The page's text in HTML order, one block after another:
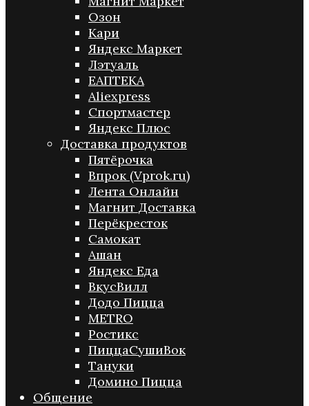
Озон
Кари
Яндекс Маркет
Лэтуаль
ЕАПТЕКА
Aliexpress
Спортмастер
Яндекс Плюс
Доставка продуктов
Пятёрочка
Впрок (Vprok.ru)
Лента Онлайн
Магнит Доставка
Перёкресток
Самокат
Ашан
Яндекс Еда
ВкусВилл
Додо Пицца
METRO
Ростикс
ПиццаСушиВок
Тануки
Домино Пицца
Общение